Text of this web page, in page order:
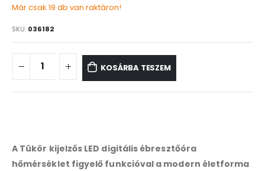
Már csak 19 db van raktáron!
SKU: 036182
KOSÁRBA TESZEM
A Tükör kijelzős LED digitális ébresztőóra
hőmérséklet figyelő funkcióval a modern életforma